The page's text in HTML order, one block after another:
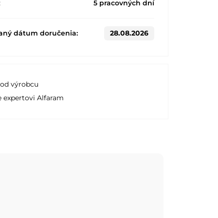
5 pracovných dní
dátum doručenia: 28.08.2026
výrobcu
expertovi Alfaram